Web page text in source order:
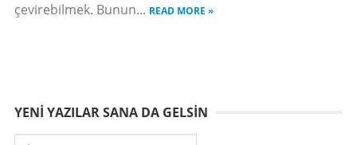
çevirebilmek. Bunun... READ MORE »
YENI YAZILAR SANA DA GELSIN